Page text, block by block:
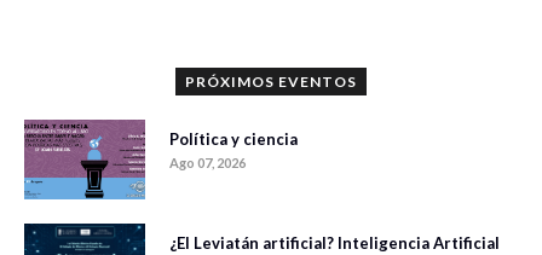
PRÓXIMOS EVENTOS
Política y ciencia
Ago 07, 2026
¿El Leviatán artificial? Inteligencia Artificial